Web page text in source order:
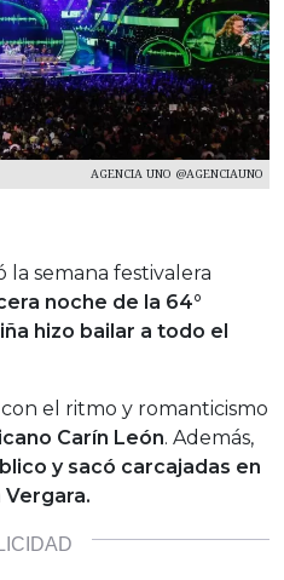
AGENCIA UNO @AGENCIAUNO
semana festivalera
noche de la 64°
hizo bailar a todo el
el ritmo y romanticismo
Carín León. Además,
y sacó carcajadas en